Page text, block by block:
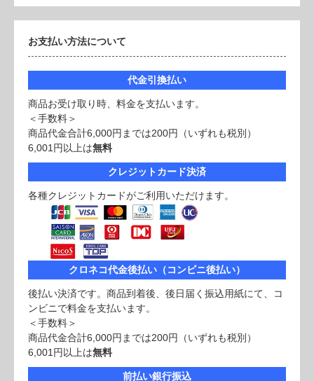
お支払い方法について
代金引換払い
商品お受け取り時、料金を支払います。
＜手数料＞
商品代金合計6,000円までは200円（いずれも税別）
6,001円以上は無料
クレジットカード決済
各種クレジットカードがご利用いただけます。
クロネコ代金後払い（コンビニ後払い）
後払い決済です。商品到着後、後日届く振込用紙にて、コ
ンビニで料金を支払います。
＜手数料＞
商品代金合計6,000円までは200円（いずれも税別）
6,001円以上は無料
前払い銀行振込